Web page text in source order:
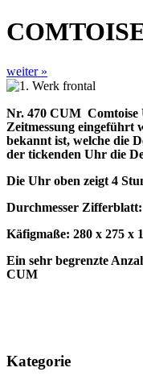
weiter »
Nr. 470 CUM Comtoise
Zeitmessung eingeführt
bekannt ist, welche die
der tickenden Uhr die
Die Uhr oben zeigt 4
Durchmesser
Käfigmaße: 280 x 275 x
Ein sehr begrenzte
CUM
Kategorie